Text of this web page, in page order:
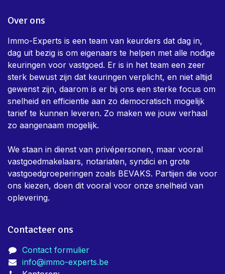
Stookolie of mazouttank
Privacy Policy
Algemene voorwaarden
Over ons
Immo-Experts is een team van keurders dat dag in,
dag uit bezig is om eigenaars te helpen met alle nodige
keuringen voor vastgoed. Er is in het team een zeer
sterk bewust zijn dat keuringen verplicht, en niet altijd
gewenst zijn, daarom is er bij ons een sterke focus om
snelheid en efficientie aan zo democratisch mogelijk
tarief te kunnen leveren. Zo maken we jouw verhaal
zo aangenaam mogelijk.
We staan in dienst van privépersonen, maar vooral
vastgoedgroeperingen zoals BEVAKS. Partijen die voor
ons kiezen, doen dit vooral voor onze snelheid van